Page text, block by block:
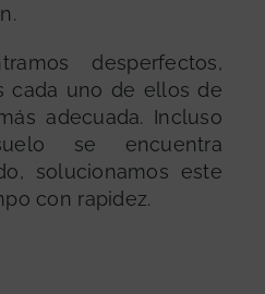
desperfectos,
cada uno de ellos de
adecuada. Incluso
se encuentra
solucionamos este
con rapidez.